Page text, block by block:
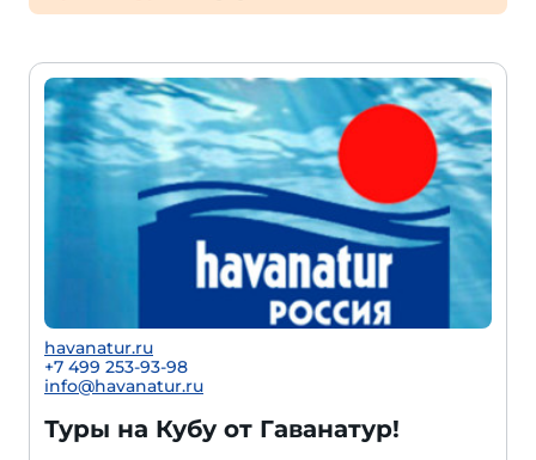
havanatur.ru
+7 499 253-93-98
info@havanatur.ru
Туры на Кубу от Гаванатур!